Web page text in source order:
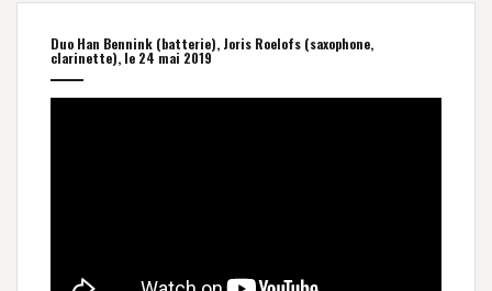
Duo Han Bennink (batterie), Joris Roelofs (saxophone,
clarinette), le 24 mai 2019